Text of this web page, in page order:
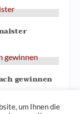
gewinnen
um Ihnen die